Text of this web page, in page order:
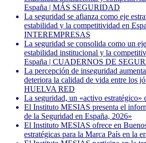
España | MÁS SEGURIDAD
La seguridad se afianza como eje
estabilidad y la competitividad en
INTEREMPRESAS
La seguridad se consolida como un
estabilidad institucional y la
España | CUADERNOS DE
La percepción de inseguridad
deteriora la calidad de vida entre los
HUELVA RED
La seguridad, un «activo estratégico»
El Instituto MESIAS presenta el
de la Seguridad en España, 2026»
El Instituto MESIAS ofrece en
estratégicas para la Marca País en la